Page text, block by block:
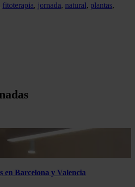
fitoterapia, jornada, natural, plantas,
en Barcelona y Valencia